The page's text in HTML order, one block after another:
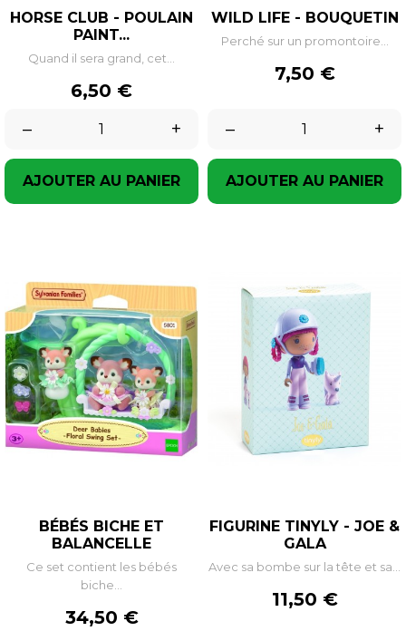
HORSE CLUB - POULAIN
PAINT...
Quand il sera grand, cet...
Prix
6,50 €
–
+
AJOUTER AU PANIER
WILD LIFE - BOUQUETIN
Perché sur un promontoire...
Prix
7,50 €
– +
AJOUTER AU PANIER
BÉBÉS BICHE ET
BALANCELLE
Ce set contient les bébés
biche...
Prix
34,50 €
FIGURINE TINYLY - JOE &
GALA
Avec sa bombe sur la tête et sa...
Prix
11,50 €